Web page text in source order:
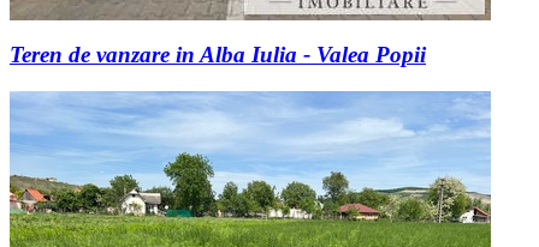
Teren de vanzare in Alba Iulia - Valea Popii